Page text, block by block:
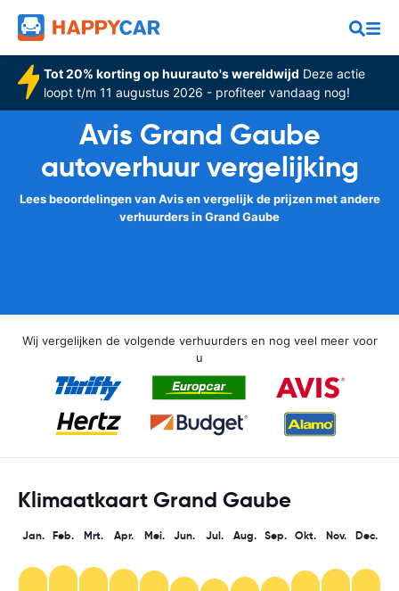
Tot 20% korting op huurauto's wereldwijd Deze actie
loopt t/m 11 augustus 2026 - profiteer vandaag nog!
Avis Grand Gaube
autoverhuur vergelijking
Lees beoordelingen van Avis en vergelijk de prijzen met andere
verhuurders in Grand Gaube
Wij vergelijken de volgende verhuurders en nog veel meer voor
u
Klimaatkaart Grand Gaube
Jan. Feb. Mrt. Apr. Mei. Jun. Jul. Aug. Sep. Okt. Nov. Dec.